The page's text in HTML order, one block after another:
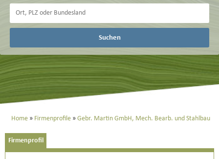
Suchen
Home Firmenprofile Gebr. Martin GmbH, Mech. Bearb. und Stahlbau
Firmenprofil